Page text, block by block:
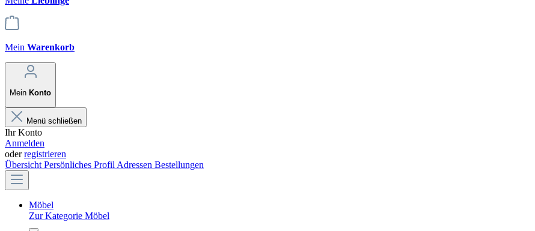
Mein Warenkorb
Mein Konto
Menü schließen
Ihr Konto
Anmelden
oderregistrieren
Übersicht Persönliches Profil Adressen Bestellungen
Möbel
Zur Kategorie Möbel